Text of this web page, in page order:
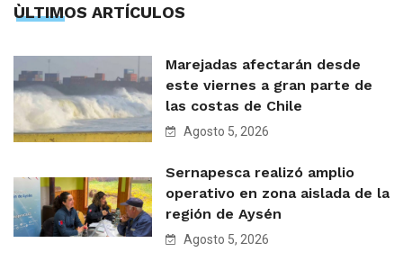
ÙLTIMOS ARTÍCULOS
Marejadas afectarán desde
este viernes a gran parte de
las costas de Chile
Agosto 5, 2026
Sernapesca realizó amplio
operativo en zona aislada de la
región de Aysén
Agosto 5, 2026